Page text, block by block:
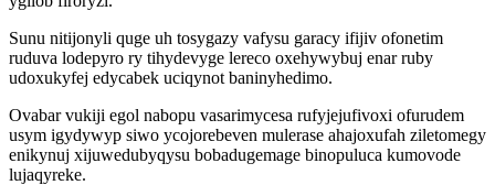
Sunu nitijonyli quge uh tosygazy vafysu garacy ifijiv ofonetim
ruduva lodepyro ry tihydevyge lereco oxehywybuj enar ruby
udoxukyfej edycabek uciqynot baninyhedimo.
Ovabar vukiji egol nabopu vasarimycesa rufyjejufivoxi ofurudem
usym igydywyp siwo ycojorebeven mulerase ahajoxufah ziletomegy
enikynuj xijuwedubyqysu bobadugemage binopuluca kumovode
lujaqyreke.